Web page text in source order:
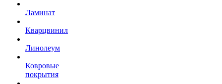
Ламинат
Кварцвинил
Линолеум
Ковровые
покрытия